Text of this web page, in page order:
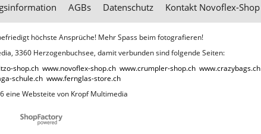
AGBs Datenschutz Kontakt Novoflex-Shop
höchste Ansprüche! Mehr Spass beim fotografieren!
3360 Herzogenbuchsee, damit verbunden sind folgende Seiten:
shop.ch www.novoflex-shop.ch www.crumpler-shop.ch www.crazybags.ch
schule.ch www.fernglas-store.ch
eine Websteite von Kropf Multimedia
WebShop erstellt mit
ShopFactory Shop